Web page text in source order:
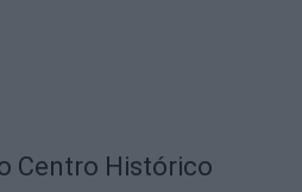
Centro Histórico